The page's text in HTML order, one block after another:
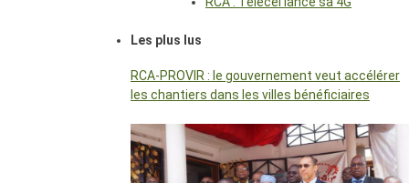
Les plus lus
RCA-PROVIR : le gouvernement veut accélérer
les chantiers dans les villes bénéficiaires